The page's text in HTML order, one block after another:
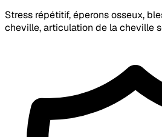
Stress répétitif, éperons osseux,
cheville, articulation de la cheville